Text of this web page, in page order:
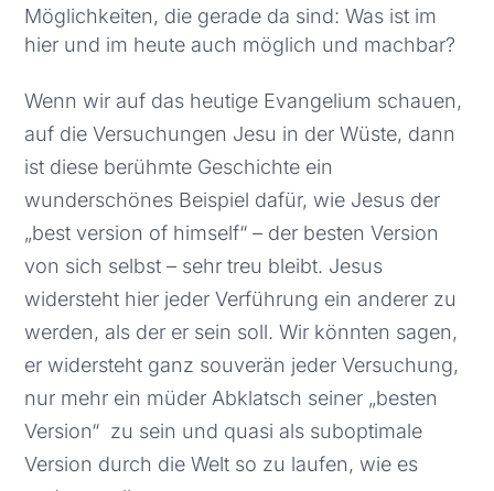
Möglichkeiten, die gerade da sind: Was ist im
hier und im heute auch möglich und machbar?
Wenn wir auf das heutige Evangelium schauen,
auf die Versuchungen Jesu in der Wüste, dann
ist diese berühmte Geschichte ein
wunderschönes Beispiel dafür, wie Jesus der
„best version of himself“ – der besten Version
von sich selbst – sehr treu bleibt. Jesus
widersteht hier jeder Verführung ein anderer zu
werden, als der er sein soll. Wir könnten sagen,
er widersteht ganz souverän jeder Versuchung,
nur mehr ein müder Abklatsch seiner „besten
Version“ zu sein und quasi als suboptimale
Version durch die Welt so zu laufen, wie es